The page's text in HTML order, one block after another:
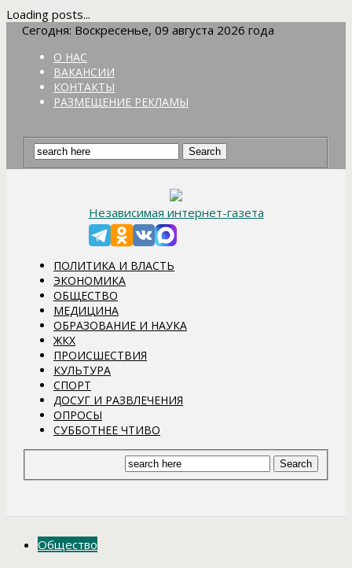
Loading posts...
Сегодня: Воскресенье, 09 августа 2026 года
О НАС
ВАКАНСИИ
КОНТАКТЫ
РАЗМЕЩЕНИЕ РЕКЛАМЫ
Независимая интернет-газета
ПОЛИТИКА И ВЛАСТЬ
ЭКОНОМИКА
ОБЩЕСТВО
МЕДИЦИНА
ОБРАЗОВАНИЕ И НАУКА
ЖКХ
ПРОИСШЕСТВИЯ
КУЛЬТУРА
СПОРТ
ДОСУГ И РАЗВЛЕЧЕНИЯ
ОПРОСЫ
СУББОТНЕЕ ЧТИВО
Общество